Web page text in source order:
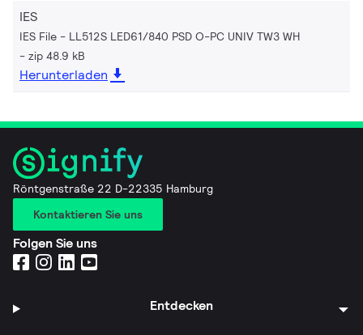
IES
IES File - LL512S LED61/840 PSD O-PC UNIV TW3 WH
zip 48.9 kB
Herunterladen
Röntgenstraße 22 D-22335 Hamburg
Kontaktieren Sie uns
Folgen Sie uns
Entdecken